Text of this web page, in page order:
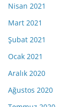
Nisan 2021
Mart 2021
Şubat 2021
Ocak 2021
Aralık 2020
Ağustos 2020